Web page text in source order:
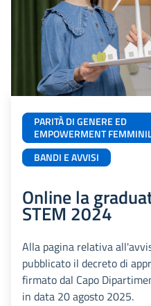
PARITÀ DI GENERE ED
EMPOWERMENT
BANDI E AVVISI
Online la
STEM 2024
Alla pagina relativa
pubblicato il decreto di
firmato dal Capo
in data 20 agosto 2025.